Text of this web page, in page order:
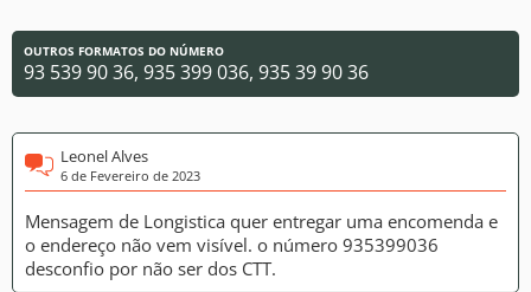
OUTROS FORMATOS DO NÚMERO
93 539 90 36, 935 399 036, 935 39 90 36
Leonel Alves
6 de Fevereiro de 2023
Mensagem de Longistica quer entregar uma encomenda e
o endereço não vem visível. o número 935399036
desconfio por não ser dos CTT.